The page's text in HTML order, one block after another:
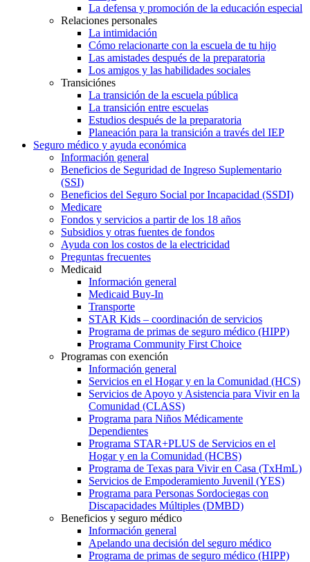
La defensa y promoción de la educación especial
Relaciones personales
La intimidación
Cómo relacionarte con la escuela de tu hijo
Las amistades después de la preparatoria
Los amigos y las habilidades sociales
Transiciónes
La transición de la escuela pública
La transición entre escuelas
Estudios después de la preparatoria
Planeación para la transición a través del IEP
Seguro médico y ayuda económica
Información general
Beneficios de Seguridad de Ingreso Suplementario
(SSI)
Beneficios del Seguro Social por Incapacidad (SSDI)
Medicare
Fondos y servicios a partir de los 18 años
Subsidios y otras fuentes de fondos
Ayuda con los costos de la electricidad
Preguntas frecuentes
Medicaid
Información general
Medicaid Buy-In
Transporte
STAR Kids – coordinación de servicios
Programa de primas de seguro médico (HIPP)
Programa Community First Choice
Programas con exención
Información general
Servicios en el Hogar y en la Comunidad (HCS)
Servicios de Apoyo y Asistencia para Vivir en la
Comunidad (CLASS)
Programa para Niños Médicamente
Dependientes
Programa STAR+PLUS de Servicios en el
Hogar y en la Comunidad (HCBS)
Programa de Texas para Vivir en Casa (TxHmL)
Servicios de Empoderamiento Juvenil (YES)
Programa para Personas Sordociegas con
Discapacidades Múltiples (DMBD)
Beneficios y seguro médico
Información general
Apelando una decisión del seguro médico
Programa de primas de seguro médico (HIPP)